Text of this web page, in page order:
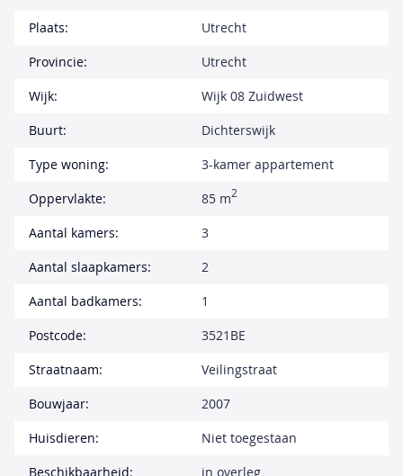
Plaats:
Utrecht
Provincie:
Utrecht
Wijk:
Wijk 08 Zuidwest
Buurt:
Dichterswijk
Type woning:
3-kamer appartement
Oppervlakte:
85 m2
Aantal kamers:
3
Aantal slaapkamers:
2
Aantal badkamers:
1
Postcode:
3521BE
Straatnaam:
Veilingstraat
Bouwjaar:
2007
Huisdieren:
Niet toegestaan
Beschikbaarheid:
in overleg